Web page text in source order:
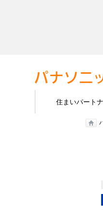
住まいパート